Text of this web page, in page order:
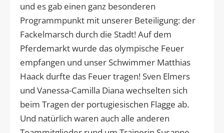
und es gab einen ganz besonderen
Programmpunkt mit unserer Beteiligung: der
Fackelmarsch durch die Stadt! Auf dem
Pferdemarkt wurde das olympische Feuer
empfangen und unser Schwimmer Matthias
Haack durfte das Feuer tragen! Sven Elmers
und Vanessa-Camilla Diana wechselten sich
beim Tragen der portugiesischen Flagge ab.
Und natürlich waren auch alle anderen